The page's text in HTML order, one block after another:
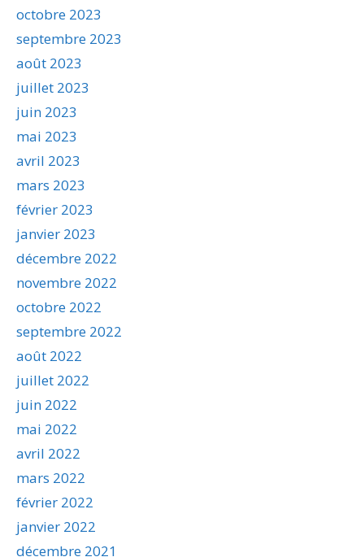
octobre 2023
septembre 2023
août 2023
juillet 2023
juin 2023
mai 2023
avril 2023
mars 2023
février 2023
janvier 2023
décembre 2022
novembre 2022
octobre 2022
septembre 2022
août 2022
juillet 2022
juin 2022
mai 2022
avril 2022
mars 2022
février 2022
janvier 2022
décembre 2021